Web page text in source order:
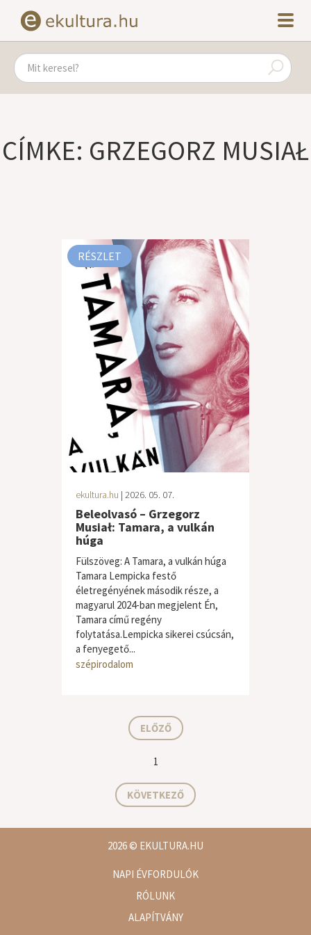
CÍMKE: GRZEGORZ MUSIAŁ
RÉSZLET
ekultura.hu | 2026. 05. 07.
Beleolvasó – Grzegorz
Musiał: Tamara, a vulkán
húga
Fülszöveg: A Tamara, a vulkán húga
Tamara Lempicka festő
életregényének második része, a
magyarul 2024-ban megjelent Én,
Tamara című regény
folytatása.Lempicka sikerei csúcsán,
a fenyegető...
szépirodalom
ELŐZŐ
1
KÖVETKEZŐ
2026© EKULTURA.HU
NAPI ÉVFORDULÓK
RÓLUNK
ALAPÍTVÁNY